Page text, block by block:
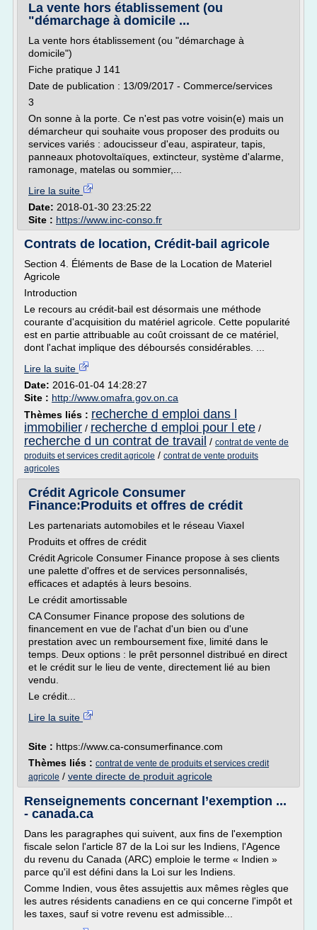
La vente hors établissement (ou
"démarchage à domicile ...
La vente hors établissement (ou "démarchage à
domicile")
Fiche pratique J 141
Date de publication : 13/09/2017 - Commerce/services
3
On sonne à la porte. Ce n'est pas votre voisin(e) mais un
démarcheur qui souhaite vous proposer des produits ou
services variés : adoucisseur d'eau, aspirateur, tapis,
panneaux photovoltaïques, extincteur, système d'alarme,
ramonage, matelas ou sommier,...
Lire la suite
Date: 2018-01-30 23:25:22
Site : https://www.inc-conso.fr
Contrats de location, Crédit-bail agricole
Section 4. Éléments de Base de la Location de Materiel
Agricole
Introduction
Le recours au crédit-bail est désormais une méthode
courante d'acquisition du matériel agricole. Cette popularité
est en partie attribuable au coût croissant de ce matériel,
dont l'achat implique des déboursés considérables. ...
Lire la suite
Date: 2016-01-04 14:28:27
Site : http://www.omafra.gov.on.ca
Thèmes liés : recherche d emploi dans l
immobilier / recherche d emploi pour l ete /
recherche d un contrat de travail / contrat de vente de
produits et services credit agricole / contrat de vente produits
agricoles
Crédit Agricole Consumer
Finance:Produits et offres de crédit
Les partenariats automobiles et le réseau Viaxel
Produits et offres de crédit
Crédit Agricole Consumer Finance propose à ses clients
une palette d'offres et de services personnalisés,
efficaces et adaptés à leurs besoins.
Le crédit amortissable
CA Consumer Finance propose des solutions de
financement en vue de l'achat d'un bien ou d'une
prestation avec un remboursement fixe, limité dans le
temps. Deux options : le prêt personnel distribué en direct
et le crédit sur le lieu de vente, directement lié au bien
vendu.
Le crédit...
Lire la suite
Site : https://www.ca-consumerfinance.com
Thèmes liés : contrat de vente de produits et services credit
agricole / vente directe de produit agricole
Renseignements concernant l’exemption ...
- canada.ca
Dans les paragraphes qui suivent, aux fins de l'exemption
fiscale selon l'article 87 de la Loi sur les Indiens, l'Agence
du revenu du Canada (ARC) emploie le terme « Indien »
parce qu'il est défini dans la Loi sur les Indiens.
Comme Indien, vous êtes assujettis aux mêmes règles que
les autres résidents canadiens en ce qui concerne l'impôt et
les taxes, sauf si votre revenu est admissible...